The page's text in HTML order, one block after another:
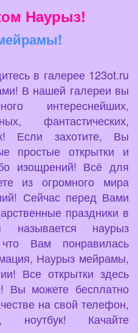
Наурыз!
в галерее 123ot.ru
В нашей галереи вы
интереснейших,
фантастических,
Если захотите, Вы
простые открытки и
изощрений! Всё для
из огромного мира
Сейчас перед Вами
праздники в
называется наурыз
Вам понравилась
Наурыз мейрамы,
Все открытки здесь
можете бесплатно
на свой телефон,
ноутбук! Качайте